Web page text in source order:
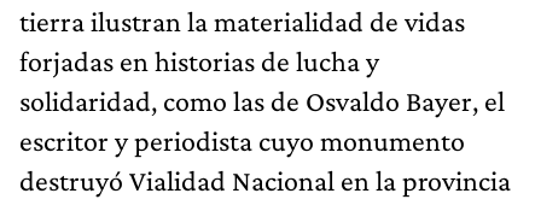
tierra ilustran la materialidad de vidas
forjadas en historias de lucha y
solidaridad, como las de Osvaldo Bayer, el
escritor y periodista cuyo monumento
destruyó Vialidad Nacional en la provincia